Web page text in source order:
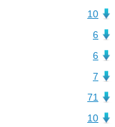
10
6
6
7
71
10